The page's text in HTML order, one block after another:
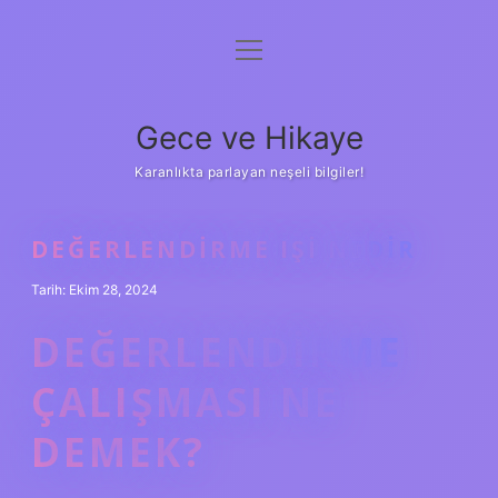
Anasayfa
Yasal Uyarı
menüyü
Gece ve Hikaye
Karanlıkta parlayan neşeli bilgiler!
DEĞERLENDIRME IŞI NEDIR
Tarih: Ekim 28, 2024
DEĞERLENDIRME
ÇALIŞMASI NE
DEMEK?